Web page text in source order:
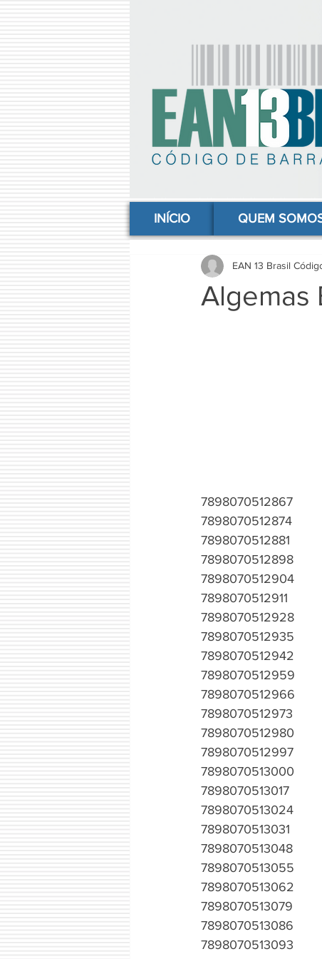
comprar codigo de barras, comprar código de barras, adquirir código de barras, código de barras online,
INÍCIO QUEM
Algemas
EAN 13 Brasil
7898070512867
7898070512874
7898070512881
7898070512898
7898070512904
7898070512911
7898070512928
7898070512935
7898070512942
7898070512959
7898070512966
7898070512973
7898070512980
7898070512997
7898070513000
7898070513017
7898070513024
7898070513031
7898070513048
7898070513055
7898070513062
7898070513079
7898070513086
7898070513093